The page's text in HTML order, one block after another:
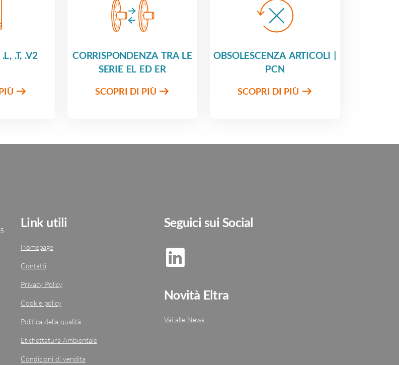
.T, .V2
CORRISPONDENZA TRA LE
SERIE EL ED ER
SCOPRI DI PIÙ
OBSOLESCENZA ARTICOLI |
PCN
SCOPRI DI PIÙ
Link utili
Homepage
Contatti
Privacy Policy
Cookie policy
Politica della qualità
Etichettatura Ambientale
Condizioni di vendita
Seguici sui Social
Novità Eltra
Vai alle News